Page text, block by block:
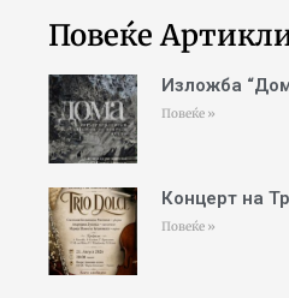
Повеќе
Изложба
Повеќе »
Концерт на
Повеќе »